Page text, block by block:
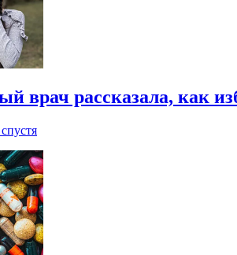
врач рассказала, как